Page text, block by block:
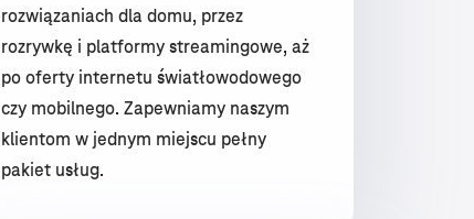
rozwiązaniach dla domu, przez
rozrywkę i platformy streamingowe, aż
po oferty internetu światłowodowego
czy mobilnego. Zapewniamy naszym
klientom w jednym miejscu pełny
pakiet usług.